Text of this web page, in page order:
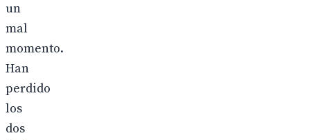
un
mal
momento.
Han
perdido
los
dos